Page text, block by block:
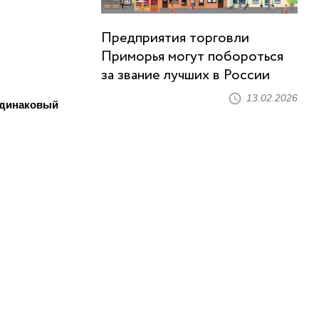
Предприятия торговли
Приморья могут побороться
за звание лучших в России
13.02.2026